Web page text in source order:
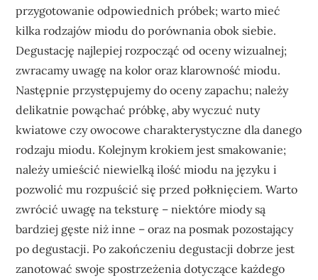
przygotowanie odpowiednich próbek; warto mieć
kilka rodzajów miodu do porównania obok siebie.
Degustację najlepiej rozpocząć od oceny wizualnej;
zwracamy uwagę na kolor oraz klarowność miodu.
Następnie przystępujemy do oceny zapachu; należy
delikatnie powąchać próbkę, aby wyczuć nuty
kwiatowe czy owocowe charakterystyczne dla danego
rodzaju miodu. Kolejnym krokiem jest smakowanie;
należy umieścić niewielką ilość miodu na języku i
pozwolić mu rozpuścić się przed połknięciem. Warto
zwrócić uwagę na teksturę – niektóre miody są
bardziej gęste niż inne – oraz na posmak pozostający
po degustacji. Po zakończeniu degustacji dobrze jest
zanotować swoje spostrzeżenia dotyczące każdego